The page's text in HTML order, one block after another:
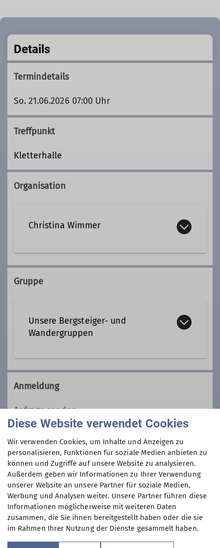
Details
Termindetails
So. 21.06.2026 07:00 Uhr
Treffpunkt
Kletterhalle
Organisation
Christina Wimmer
+49 1511 9329984
Qualifikationen
Ämter
Tourenleiterin
Gruppe
Unsere Bergsteiger- und
Wandergruppen
Beim Bergwandern gilt: Je
anspruchsvoller und größer die
Unternehmung, desto wichtiger ist
das Wissen um Wetter, Orientierung,
Sicherheit und anderes mehr.
Wanderleitern schöne Touren.
Anmeldung
Anfrage senden
Maximale Teilnehmeranzahl
10
Diese Website verwendet Cookies
Wir verwenden Cookies, um Inhalte und Anzeigen zu
personalisieren, Funktionen für soziale Medien anbieten zu
können und Zugriffe auf unsere Website zu analysieren.
Außerdem geben wir Informationen zu Ihrer Verwendung
unserer Website an unsere Partner für soziale Medien,
Werbung und Analysen weiter. Unsere Partner führen diese
Informationen möglicherweise mit weiteren Daten
zusammen, die Sie ihnen bereitgestellt haben oder die sie
im Rahmen Ihrer Nutzung der Dienste gesammelt haben.